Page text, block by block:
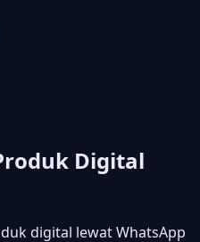
Digital
digital lewat WhatsApp